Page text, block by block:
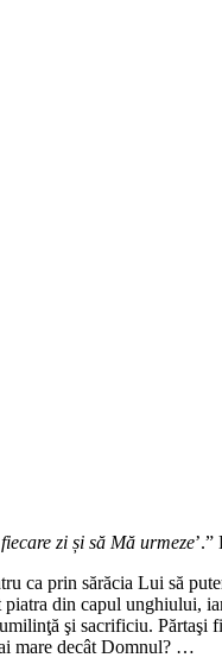
zi și să Mă urmeze’.”
ca prin sărăcia Lui să
din capul unghiului,
şi sacrificiu.
mare decât Domnul? …